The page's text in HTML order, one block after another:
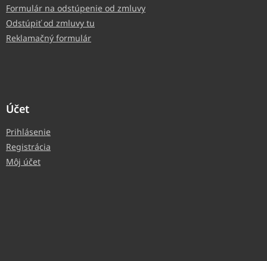
Formulár na odstúpenie od zmluvy
Odstúpiť od zmluvy tu
Reklamačný formulár
Účet
Prihlásenie
Registrácia
Môj účet